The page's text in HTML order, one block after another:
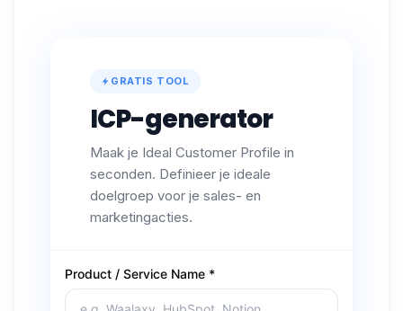
GRATIS TOOL
ICP-generator
Maak je Ideal Customer Profile in
seconden. Definieer je ideale
doelgroep voor je sales- en
marketingacties.